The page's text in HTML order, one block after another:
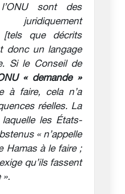
sont des
juridiquement
[tels que décrits
donc un langage
Si le Conseil de
« demande »
à faire, cela n’a
réelles. La
les États-
« n’appelle
Hamas à le faire ;
qu’ils fassent